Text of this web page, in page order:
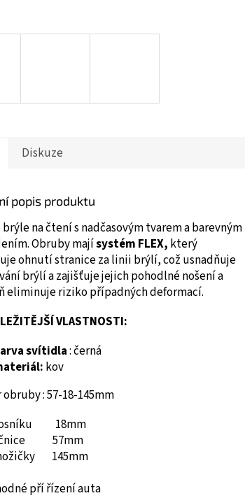
Diskuze
popis produktu
brýle na čtení s nadčasovým tvarem a barevným
Obruby majísystém FLEX, který
ohnutí stranice za linii brýlí, což usnadňuje
brýlí a zajišťuje jejich pohodlné nošení a
eliminuje riziko případných deformací.
VLASTNOSTI:
svítidla: černá
kov
: 57-18-145mm
18mm
57mm
145mm
pří řízení auta